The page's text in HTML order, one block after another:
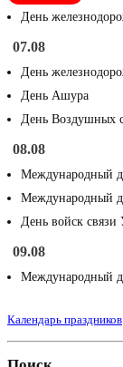
День
07.08
День
День Ашура
День Воздушных
08.08
Международный
Международный
День войск
09.08
Международный
Календарь праздников